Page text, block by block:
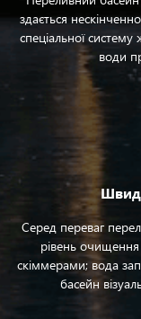
здається
спеціальної
води
Серед переваг
рівень очищення
скіммерами; вода
басейн